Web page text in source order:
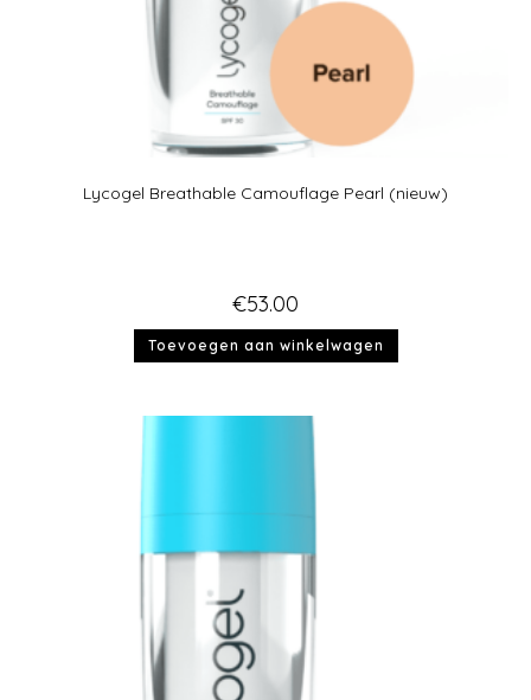
Lycogel Breathable Camouflage Pearl (nieuw)
€53.00
Toevoegen aan winkelwagen